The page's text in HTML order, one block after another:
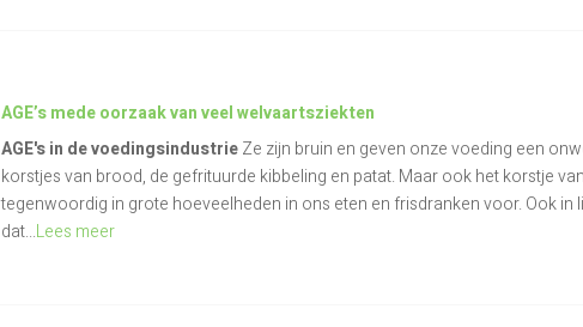
AGE’s mede oorzaak van veel welvaartsziekten
AGE's in de voedingsindustrieZe zijn bruin en geven onze voeding een
korstjes van brood, de gefrituurde kibbeling en patat. Maar ook het korstje
tegenwoordig in grote hoeveelheden in ons eten en frisdranken voor. Ook
dat...Lees meer